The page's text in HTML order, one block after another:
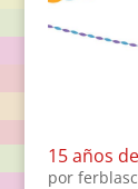
15 años
por